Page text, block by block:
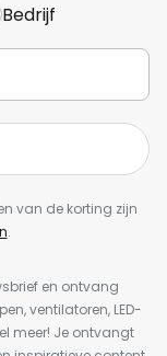
Bedrijf
van de korting zijn
.
en ontvang
ventilatoren, LED-
meer! Je ontvangt